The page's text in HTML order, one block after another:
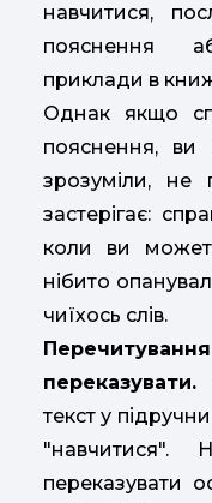
навчитися,
пояснення
приклади в
Однак якщо
пояснення, ви
зрозуміли, не
застерігає:
коли ви
нібито
чиїхось слів.
переказувати.
текст у
"навчитися".
переказувати